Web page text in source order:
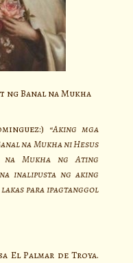
ng Banal na Mukha
“Aking mga
na Mukha ni Hesus
na Mukha ng Ating
inalipusta ng aking
lakas para ipagtanggol
El Palmar de Troya.